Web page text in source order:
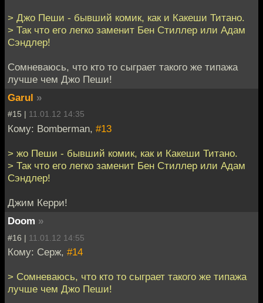
> Джо Пеши - бывший комик, как и Какеши Титано.
> Так что его легко заменит Бен Стиллер или Адам
Сэндлер!
Сомневаюсь, что кто то сыграет такого же типажа
лучше чем Джо Пеши!
Garul »
#15 | 11.01.12 14:35
Кому: Bomberman, #13
> жо Пеши - бывший комик, как и Какеши Титано.
> Так что его легко заменит Бен Стиллер или Адам
Сэндлер!
Джим Керри!
Doom »
#16 | 11.01.12 14:55
Кому: Серж, #14
> Сомневаюсь, что кто то сыграет такого же типажа
лучше чем Джо Пеши!